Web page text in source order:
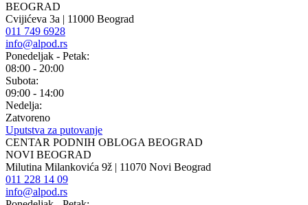
BEOGRAD
Cvijićeva 3a | 11000 Beograd
011 749 6928
info@alpod.rs
Ponedeljak - Petak:
08:00 - 20:00
Subota:
09:00 - 14:00
Nedelja:
Zatvoreno
Uputstva za putovanje
CENTAR PODNIH OBLOGA BEOGRAD
NOVI BEOGRAD
Milutina Milankovića 9ž | 11070 Novi Beograd
011 228 14 09
info@alpod.rs